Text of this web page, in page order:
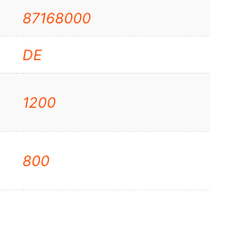
87168000
DE
1200
800